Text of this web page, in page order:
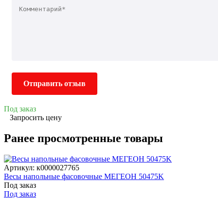
Отправить отзыв
Под заказ
Запросить цену
Ранее просмотренные товары
Артикул: к0000027765
Весы напольные фасовочные МЕГЕОН 50475K
Под заказ
Под заказ